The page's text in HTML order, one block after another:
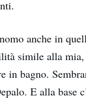
anche in
simile alla
in bagno.
E alla base